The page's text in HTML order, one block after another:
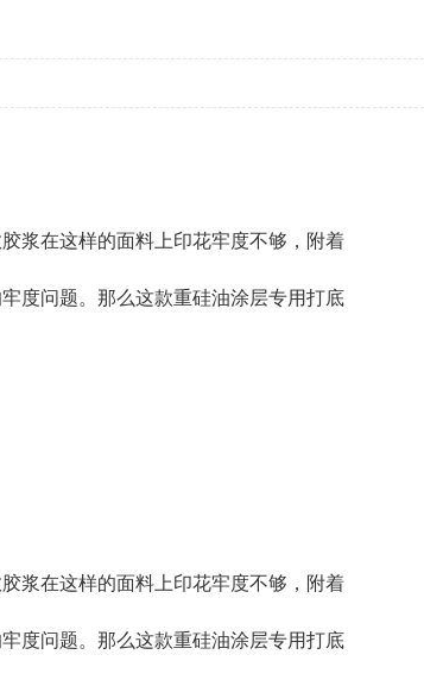
浆在这样的面料上印花牢度不够，附着
度问题。那么这款重硅油涂层专用打底
浆在这样的面料上印花牢度不够，附着
度问题。那么这款重硅油涂层专用打底